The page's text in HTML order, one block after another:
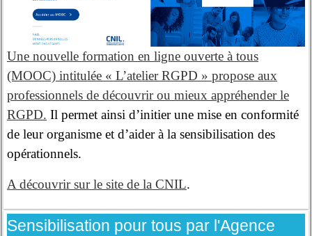
Une nouvelle formation en ligne ouverte à tous
(MOOC) intitulée « L’atelier RGPD » propose aux
professionnels de découvrir ou mieux appréhender le
RGPD. Il permet ainsi d’initier une mise en conformité
de leur organisme et d’aider à la sensibilisation des
opérationnels.
A découvrir sur le site de la CNIL.
Sensibilisation pour tous par l'Agence